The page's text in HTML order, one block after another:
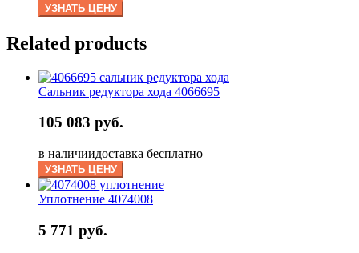
УЗНАТЬ ЦЕНУ
Related products
Сальник редуктора хода 4066695
105 083 руб.
в наличиидоставка бесплатно
УЗНАТЬ ЦЕНУ
Уплотнение 4074008
5 771 руб.